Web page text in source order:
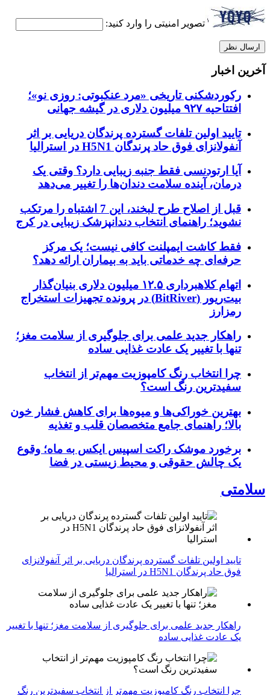
تصویر امنیتی را وارد کنید:
آخرین اخبار
رکوردشکنی تاریخی «مرد عنکبوتی: روزی نو»؛
افتتاحیه ۹۲۷ میلیون دلاری در گیشه جهانی
تایید اولین تلفات گسترده پرندگان دریایی بر اثر
آنفولانزای فوق حاد پرندگان H5N1 در استرالیا
آیا ارتودنسی فقط جنبه زیبایی دارد؟ وقتی یک
درمان، آینده سلامت دندان‌ها را تغییر می‌دهد
قبل از اصلاح طرح لبخند، این 7 اشتباه را مرتکب
نشوید؛ راهنمای انتخاب دندانپزشک زیبایی در کرج
فقط کاشت ایمپلنت کافی نیست؛ یک مرکز
حرفه‌ای چه خدماتی باید به بیماران ارائه دهد؟
اتهام کلاهبرداری ۱۲.۵ میلیون دلاری بنیان‌گذار
بیت‌ریور (BitRiver) در پرونده تجهیزات استخراج
رمزارز
راهکار جدید علمی برای جلوگیری از سلامت مغز؛
تنها با تغییر یک عادت غذایی ساده
چرا انتخاب رنگ کامپوزیت مهم‌تر از انتخاب
سفیدترین رنگ است؟
بهترین خوراکی‌ها و میوه‌ها برای کاهش فشار خون
بالا؛ راهنمای جامع متخصصان قلب و تغذیه
برخورد موشک راکت اسپیس ایکس به ماه؛ وقوع
یک چالش حقوقی و محیط زیستی در فضا
سلامتی
تایید اولین تلفات گسترده پرندگان دریایی بر اثر آنفولانزای
فوق حاد پرندگان H5N1 در استرالیا
راهکار جدید علمی برای جلوگیری از سلامت مغز؛ تنها با تغییر
یک عادت غذایی ساده
چرا انتخاب رنگ کامپوزیت مهم‌تر از انتخاب سفیدترین رنگ